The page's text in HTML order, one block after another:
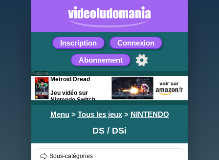
Inscription Connexion
Abonnement
Menu> Tous les jeux> NINTENDO
DS / DSi
Sous-catégories :
Publicité
Metroid Dread
Jeu vidéo sur
Nintendo Switch